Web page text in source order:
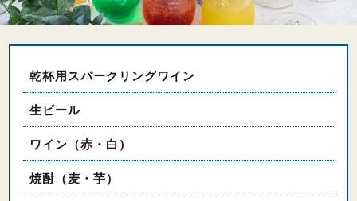
乾杯用スパークリングワイン
生ビール
ワイン（赤・白）
焼酎（麦・芋）